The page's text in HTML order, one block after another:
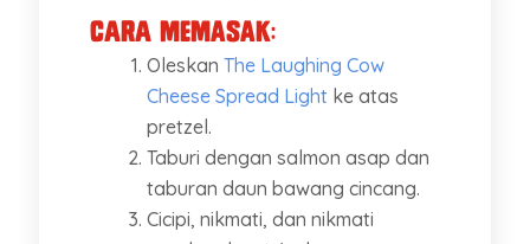
Cara memasak:
Oleskan The Laughing Cow
Cheese Spread Light ke atas
pretzel.
Taburi dengan salmon asap dan
taburan daun bawang cincang.
Cicipi, nikmati, dan nikmati